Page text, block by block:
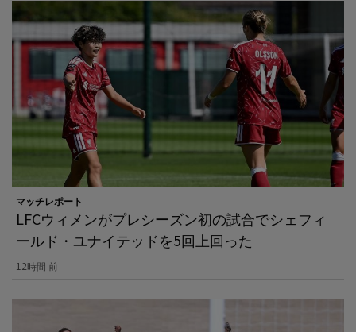
マッチレポート
LFCウィメンがプレシーズン初の試合でシェフィ
ールド・ユナイテッドを5回上回った
12時間 前